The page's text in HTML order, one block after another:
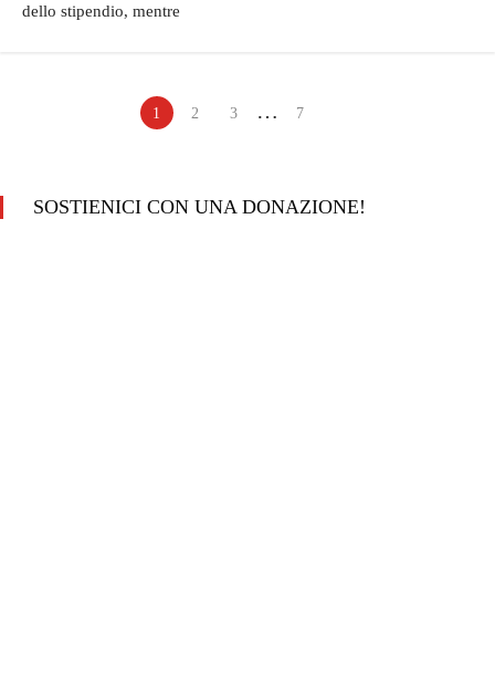
dello stipendio, mentre
1 2 3 … 7
SOSTIENICI CON UNA DONAZIONE!